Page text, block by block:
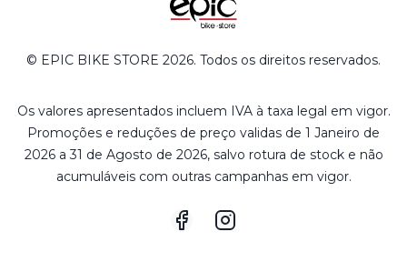
© EPIC BIKE STORE 2026. Todos os direitos reservados.
Os valores apresentados incluem IVA à taxa legal em vigor.
Promoções e reduções de preço validas de 1 Janeiro de
2026 a 31 de Agosto de 2026, salvo rotura de stock e não
acumuláveis com outras campanhas em vigor.